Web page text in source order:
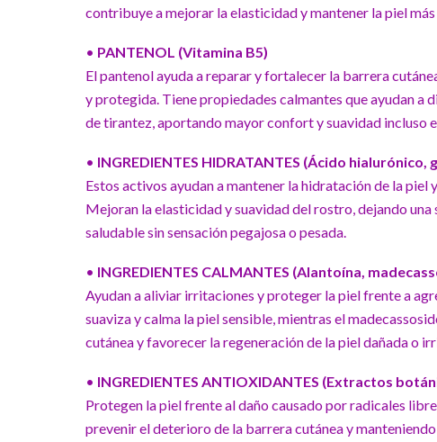
contribuye a mejorar la elasticidad y mantener la piel
• PANTENOL (Vitamina B5)
El pantenol ayuda a reparar y fortalecer la barrera
y protegida. Tiene propiedades calmantes que ayudan a
de tirantez, aportando mayor confort y suavidad incluso
• INGREDIENTES HIDRATANTES (Ácido hialurónico,
Estos activos ayudan a mantener la hidratación de la piel
Mejoran la elasticidad y suavidad del rostro, dejando
saludable sin sensación pegajosa o pesada.
• INGREDIENTES CALMANTES (Alantoína,
Ayudan a aliviar irritaciones y proteger la piel frente a
suaviza y calma la piel sensible, mientras el
cutánea y favorecer la regeneración de la piel dañada o
• INGREDIENTES ANTIOXIDANTES (Extractos
Protegen la piel frente al daño causado por radicales
prevenir el deterioro de la barrera cutánea y